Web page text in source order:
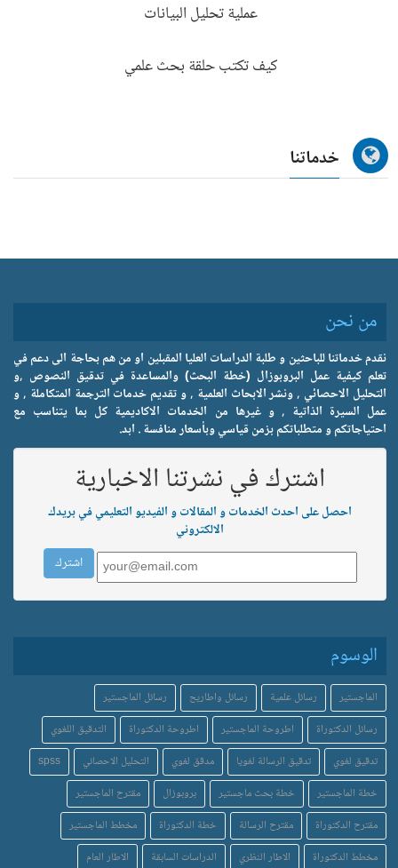
عملية تحليل البيانات
كيف تكتب حلقة بحث علمي
خدماتنا
من نحن
نقدم خدماتنا للباحثين و طلبة الدراسات العليا المقبلين او من هم بحاجة الى دعم في
تعلم كيفية عمل البروبوزال (خطة البحث) والمساعدة في تدقيق النصوص ,و
التحليل الاحصائي , ونشر الابحاث العلمية , و تقديم خدمات الترجمة المتكاملة , و
عمل السيرة الذاتية , و غيرها من الخدمات الاكاديمية كل بما يتناسب مع
احتياجاتكم و متطلباتكم بزمن قياسي وبأسعار منافسة . ابد.
اشترك في نشرتنا الاخبارية
احصل على احدث الخدمات و المقالات و الفيديو التعليمي في بريدك
الالكتروني
الوسوم
الماجستير رسائل علمية رسائل واطاريح
رسائل الماجستير
رسائل الدكتوراة
اطروحة الماجستير اطروحة الدكتوراة
التدقيق اللغوي
تدقيق لغوي
تدقيق الرسالة لغويا مدقق لغوي التحليل الاحصائي
spss
خطة الماجستير
خطة بحث ماجستير بروبوزال
مقترح الماجستير
مقترح الدكتوراة
مقترح الرسالة خطة الدكتوراة
مخطط الماجستير
مخطط الدكتوراة
الاطار النظري الدراسات السابقة الاطار العام